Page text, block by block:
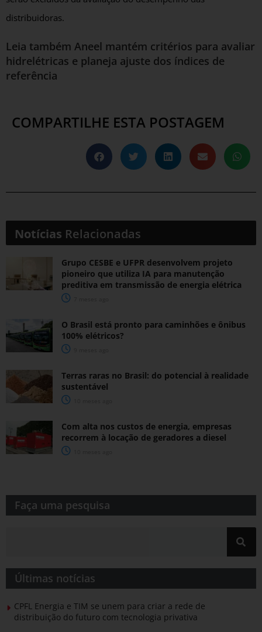
distribuidoras.
Leia também Aneel mantém critérios para avaliar
hidrelétricas e planeja ajuste dos índices de
referência
COMPARTILHE ESTA POSTAGEM
Notícias Relacionadas
Grupo CESBE e UFPR desenvolvem projeto
pioneiro que utiliza IA para manutenção
preditiva em transmissão de energia elétrica
O Brasil está pronto para caminhões e ônibus
100% elétricos?
Terras raras no Brasil: do potencial à realidade
sustentável
Com alta nos custos de energia, empresas
recorrem à locação de geradores a diesel
Faça uma pesquisa​​
Últimas notícias
CPFL Energia e TIM se unem para criar a rede de
distribuição do futuro com tecnologia privativa